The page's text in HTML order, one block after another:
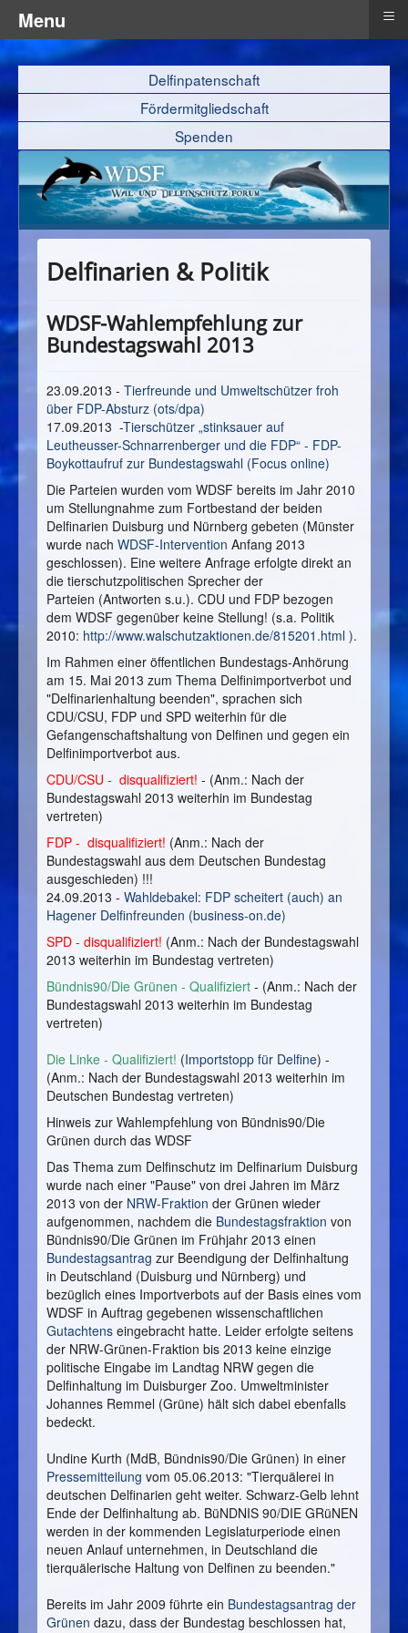
Delfinpatenschaft
Fördermitgliedschaft
Spenden
Delfinarien & Politik
WDSF-Wahlempfehlung zur
Bundestagswahl 2013
23.09.2013 - Tierfreunde und Umweltschützer froh
über FDP-Absturz (ots/dpa)
17.09.2013 -Tierschützer „stinksauer auf
Leutheusser-Schnarrenberger und die FDP“ - FDP-
Boykottaufruf zur Bundestagswahl (Focus online)
Die Parteien wurden vom WDSF bereits im Jahr 2010
um Stellungnahme zum Fortbestand der beiden
Delfinarien Duisburg und Nürnberg gebeten (Münster
wurde nach WDSF-Intervention Anfang 2013
geschlossen). Eine weitere Anfrage erfolgte direkt an
die tierschutzpolitischen Sprecher der
Parteien (Antworten s.u.). CDU und FDP bezogen
dem WDSF gegenüber keine Stellung! (s.a. Politik
2010: http://www.walschutzaktionen.de/815201.html ).
Im Rahmen einer öffentlichen Bundestags-Anhörung
am 15. Mai 2013 zum Thema Delfinimportverbot und
"Delfinarienhaltung beenden", sprachen sich
CDU/CSU, FDP und SPD weiterhin für die
Gefangenschaftshaltung von Delfinen und gegen ein
Delfinimportverbot aus.
CDU/CSU - disqualifiziert! - (Anm.: Nach der
Bundestagswahl 2013 weiterhin im Bundestag
vertreten)
FDP - disqualifiziert! (Anm.: Nach der
Bundestagswahl aus dem Deutschen Bundestag
ausgeschieden) !!!
24.09.2013 - Wahldebakel: FDP scheitert (auch) an
Hagener Delfinfreunden (business-on.de)
SPD - disqualifiziert! (Anm.: Nach der Bundestagswahl
2013 weiterhin im Bundestag vertreten)
Bündnis90/Die Grünen - Qualifiziert - (Anm.: Nach der
Bundestagswahl 2013 weiterhin im Bundestag
vertreten)
Die Linke - Qualifiziert! (Importstopp für Delfine) -
(Anm.: Nach der Bundestagswahl 2013 weiterhin im
Deutschen Bundestag vertreten)
Hinweis zur Wahlempfehlung von Bündnis90/Die
Grünen durch das WDSF
Das Thema zum Delfinschutz im Delfinarium Duisburg
wurde nach einer "Pause" von drei Jahren im März
2013 von der NRW-Fraktion der Grünen wieder
aufgenommen, nachdem die Bundestagsfraktion von
Bündnis90/Die Grünen im Frühjahr 2013 einen
Bundestagsantrag zur Beendigung der Delfinhaltung
in Deutschland (Duisburg und Nürnberg) und
bezüglich eines Importverbots auf der Basis eines vom
WDSF in Auftrag gegebenen wissenschaftlichen
Gutachtens eingebracht hatte. Leider erfolgte seitens
der NRW-Grünen-Fraktion bis 2013 keine einzige
politische Eingabe im Landtag NRW gegen die
Delfinhaltung im Duisburger Zoo. Umweltminister
Johannes Remmel (Grüne) hält sich dabei ebenfalls
bedeckt.
Undine Kurth (MdB, Bündnis90/Die Grünen) in einer
Pressemitteilung vom 05.06.2013: "Tierquälerei in
deutschen Delfinarien geht weiter. Schwarz-Gelb lehnt
Ende der Delfinhaltung ab. BüNDNIS 90/DIE GRüNEN
werden in der kommenden Legislaturperiode einen
neuen Anlauf unternehmen, in Deutschland die
tierquälerische Haltung von Delfinen zu beenden."
Bereits im Jahr 2009 führte ein Bundestagsantrag der
Grünen dazu, dass der Bundestag beschlossen hat,
Menu ≡